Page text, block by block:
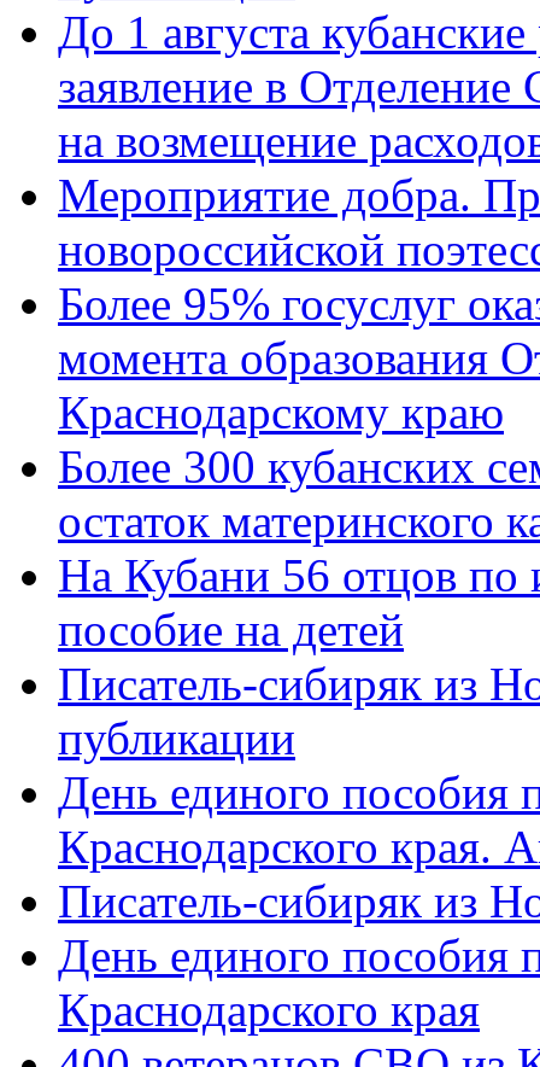
До 1 августа
заявление в
на возмещение
Мероприятие добра.
новороссийской
Более 95% госуслуг
момента образования
Краснодарскому краю
Более 300 кубанских
остаток материнского
На Кубани 56 отцов по
пособие на детей
Писатель-сибиряк из
публикации
День единого пособия
Краснодарского края.
Писатель-сибиряк из
День единого пособия
Краснодарского края